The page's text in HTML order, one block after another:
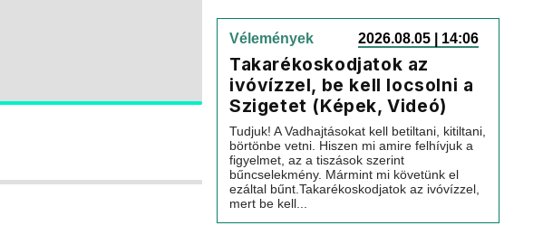
Vélemények 2026.08.05 | 14:06
Takarékoskodjatok az
ivóvízzel, be kell locsolni a
Szigetet (Képek, Videó)
Tudjuk! A Vadhajtásokat kell betiltani, kitiltani,
börtönbe vetni. Hiszen mi amire felhívjuk a
figyelmet, az a tiszások szerint
bűncselekmény. Mármint mi követünk el
ezáltal bűnt.Takarékoskodjatok az ivóvízzel,
mert be kell...